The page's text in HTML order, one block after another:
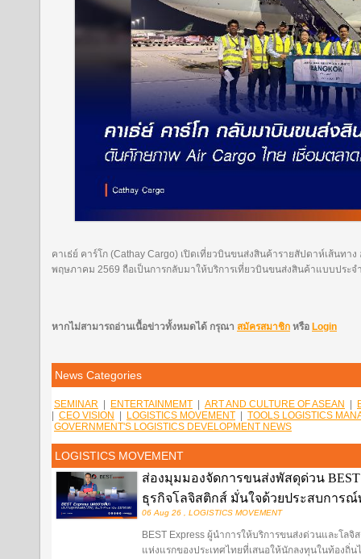
คาเธ่ย์ คาร์โก (Cathay Cargo) เปิดเที่ยวบินขนส่งสินค้ารายสัปดาห์เส้นทาง
พฤษภาคม 2569 ถือเป็นการกลับมาให้บริการเที่ยวบินขนส่งสินค้าแบบประจ
หากไม่สามารถอ่านเนื้อข่าวทั้งหมดได้ กรุณา สมัครสมาชิก หรือ Login
News Categories
SEMINAR ENTERTAINMEMT ART AND CULTURE OF ASEAN
CEO VISION LOGISTICS MOVEMENT
TOOLS LOGISTICS
GOVERNMENT'S LOGISTICS DEVELOPMENT NEWS
LOGISTICS MOVEMENT
ส่องมุมมองจัดการขนส่งพัสดุด่วน
ธุรกิจโลจิสติกส์ มั่นใจด้วยประสบกา
06 Aug 26 , LOGISTICS MOVEMENT
BEST Express ผู้นำการให้บริการขนส่งด่วนและโล
แห่งแรกของประเทศไทยที่เสนอให้นักลงทุนในท้องถิ่